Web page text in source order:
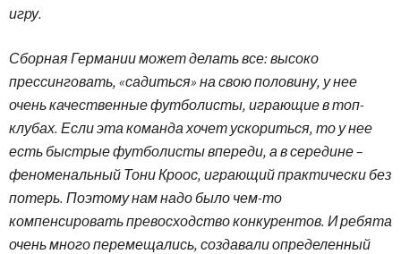
игру.
Сборная Германии может делать все: высоко
прессинговать, «садиться» на свою половину, у нее
очень качественные футболисты, играющие в топ-
клубах. Если эта команда хочет ускориться, то у нее
есть быстрые футболисты впереди, а в середине –
феноменальный Тони Кроос, играющий практически без
потерь. Поэтому нам надо было чем-то
компенсировать превосходство конкурентов. И ребята
очень много перемещались, создавали определенный